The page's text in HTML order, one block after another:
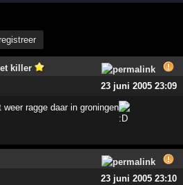
killer
23 juni 2005 23:09
ragge daar in groningen
23 juni 2005 23:10